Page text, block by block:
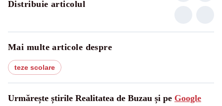
Distribuie articolul
Mai multe articole despre
teze scolare
Urmărește știrile Realitatea de Buzau și pe Google